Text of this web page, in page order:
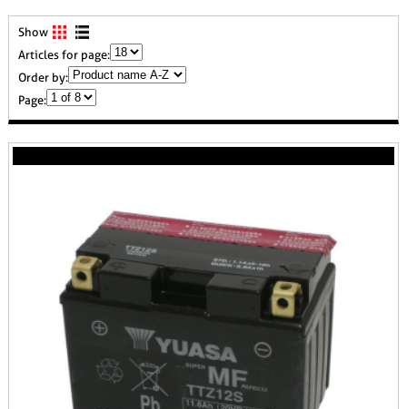
Show
Articles for page:
Order by:
Page: